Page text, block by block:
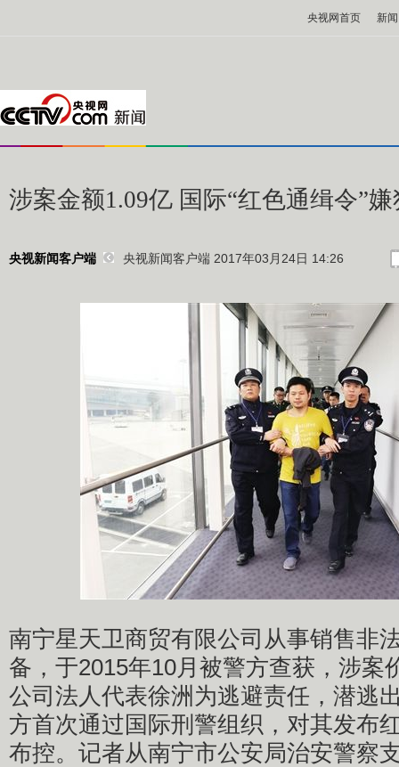
央视网首页 新闻
涉案金额1.09亿 国际“红色通缉令”
央视新闻客户端 央视新闻客户端 2017年03月24日 14:26
南宁星天卫商贸有限公司从事销售非
备，于2015年10月被警方查获，涉案
公司法人代表徐洲为逃避责任，潜逃
方首次通过国际刑警组织，对其发布
布控。记者从南宁市公安局治安警察